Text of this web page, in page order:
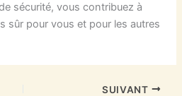
sécurité, vous contribuez à
sûr pour vous et pour les autres
SUIVANT